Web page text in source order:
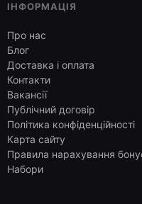
ІНФОРМАЦІЯ
Про нас
Блог
Доставка і оплата
Контакти
Вакансії
Публічний договір
Політика конфіденційності
Карта сайту
Правила нарахування
Набори